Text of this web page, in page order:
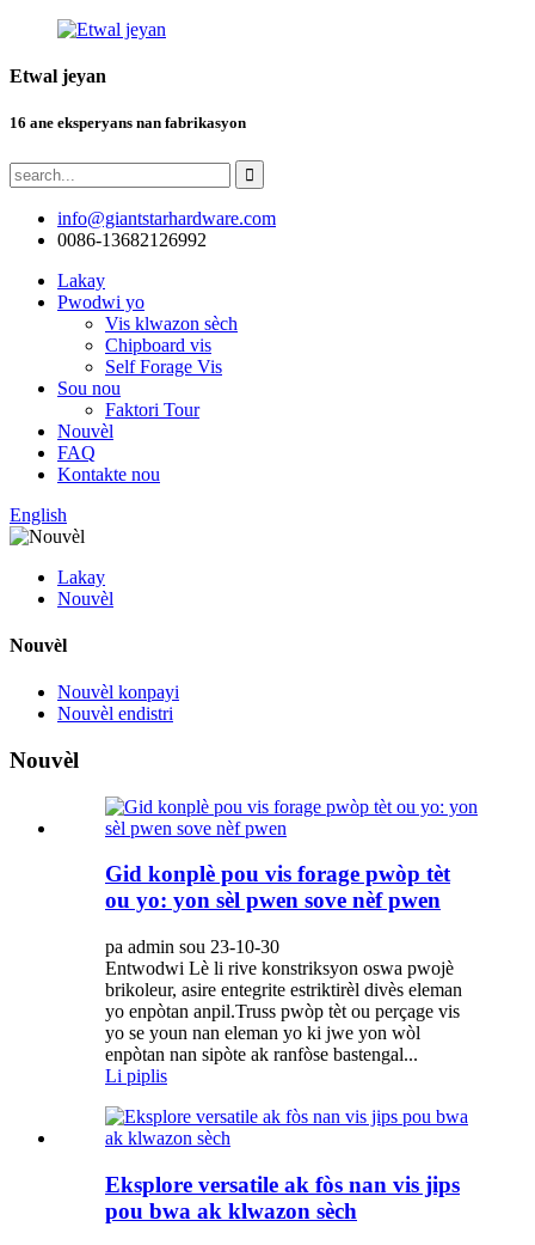
Etwal jeyan
16 ane eksperyans nan fabrikasyon
info@giantstarhardware.com
0086-13682126992
Lakay
Pwodwi yo
Vis klwazon sèch
Chipboard vis
Self Forage Vis
Sou nou
Faktori Tour
Nouvèl
FAQ
Kontakte nou
English
Lakay
Nouvèl
Nouvèl
Nouvèl konpayi
Nouvèl endistri
Nouvèl
Gid konplè pou vis forage pwòp tèt
ou yo: yon sèl pwen sove nèf pwen
pa admin sou 23-10-30
Entwodwi Lè li rive konstriksyon oswa pwojè
brikoleur, asire entegrite estriktirèl divès eleman
yo enpòtan anpil.Truss pwòp tèt ou perçage vis
yo se youn nan eleman yo ki jwe yon wòl
enpòtan nan sipòte ak ranfòse bastengal...
Li piplis
Eksplore versatile ak fòs nan vis jips
pou bwa ak klwazon sèch